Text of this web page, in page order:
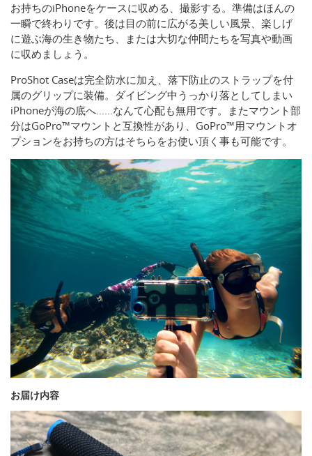
お持ちのiPhoneをケースに収める、撮影する。準備はほんの
一瞬で終わりです。後は目の前に広がる美しい風景、楽しげ
に遊ぶ海の生き物たち、または大切な仲間たちを写真や動画
に収めましょう。
ProShot Caseは完全防水に加え、落下防止のストラップを付
属のグリップに装備。ダイビング中うっかり落としてしまい
iPhoneが海の底へ……なんて心配も無用です。またマウント部
分はGoPro™マウントと互換性があり、GoPro™用マウントオ
プションをお持ちの方はそちらをお使い頂く事も可能です。
お届け内容